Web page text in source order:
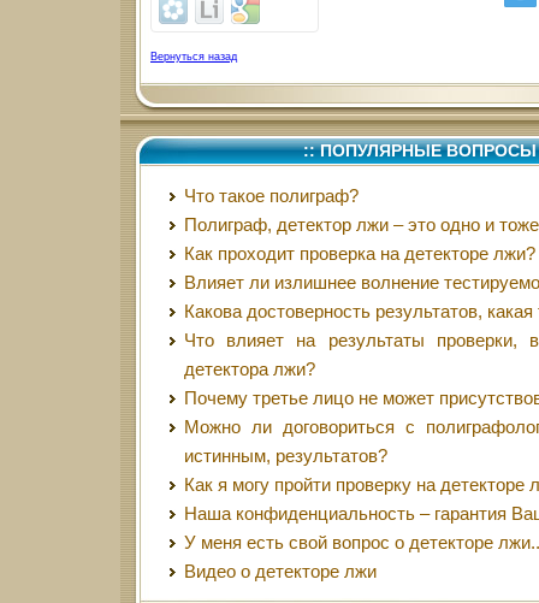
Вернуться назад
:: ПОПУЛЯРНЫЕ ВОПРОСЫ
Что такое полиграф?
Полиграф, детектор лжи – это одно и
Как проходит проверка на детекторе лжи?
Влияет ли излишнее волнение
Какова достоверность результатов,
Что влияет на результаты проверки,
детектора лжи?
Почему третье лицо не может
Можно ли договориться с
истинным, результатов?
Как я могу пройти проверку на детекторе
Наша конфиденциальность – гарантия
У меня есть свой вопрос о детекторе
Видео о детекторе лжи